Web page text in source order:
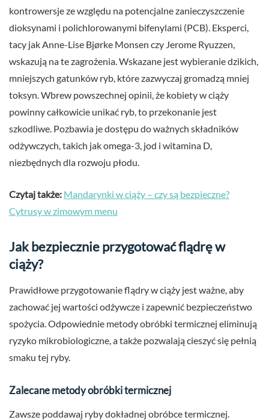
kontrowersje ze względu na potencjalne zanieczyszczenie
dioksynami i polichlorowanymi bifenylami (PCB). Eksperci,
tacy jak Anne-Lise Bjørke Monsen czy Jerome Ryuzzen,
wskazują na te zagrożenia. Wskazane jest wybieranie dzikich,
mniejszych gatunków ryb, które zazwyczaj gromadzą mniej
toksyn. Wbrew powszechnej opinii, że kobiety w ciąży
powinny całkowicie unikać ryb, to przekonanie jest
szkodliwe. Pozbawia je dostępu do ważnych składników
odżywczych, takich jak omega-3, jod i witamina D,
niezbędnych dla rozwoju płodu.
Czytaj także: Mandarynki w ciąży – czy są bezpieczne?
Cytrusy w zimowym menu
Jak bezpiecznie przygotować flądrę w
ciąży?
Prawidłowe przygotowanie flądry w ciąży jest ważne, aby
zachować jej wartości odżywcze i zapewnić bezpieczeństwo
spożycia. Odpowiednie metody obróbki termicznej eliminują
ryzyko mikrobiologiczne, a także pozwalają cieszyć się pełnią
smaku tej ryby.
Zalecane metody obróbki termicznej
Zawsze poddawaj ryby dokładnej obróbce termicznej.